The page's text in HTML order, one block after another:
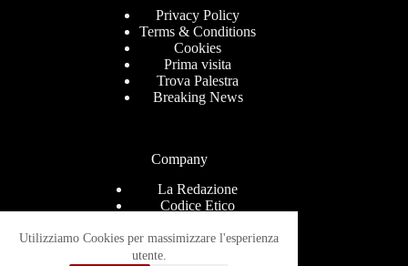
Utilizziamo Cookies per massimizzare l'esperienza
utente.
Privacy Policy
Terms & Conditions
Cookies
Prima visita
Trova Palestra
Breaking News
Company
La Redazione
Codice Etico
Help Center